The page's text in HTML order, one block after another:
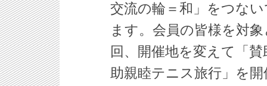
交流の輪＝和」をつな
ます。会員の皆様を対
回、開催地を変えて「
助親睦テニス旅行」を